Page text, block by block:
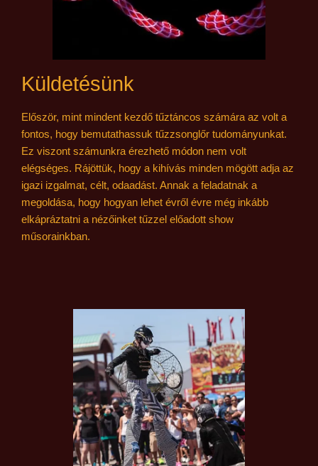
Küldetésünk
Először, mint mindent kezdő tűztáncos számára az volt a
fontos, hogy bemutathassuk tűzzsonglőr tudományunkat.
Ez viszont számunkra érezhető módon nem volt
elégséges. Rájöttük, hogy a kihívás minden mögött adja az
igazi izgalmat, célt, odaadást. Annak a feladatnak a
megoldása, hogy hogyan lehet évről évre még inkább
elkápráztatni a nézőinket tűzzel előadott show
műsorainkban.